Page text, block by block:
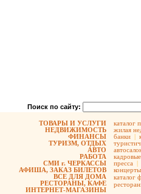
Поиск по сайту:
ТОВАРЫ И УСЛУГИ
НЕДВИЖИМОСТЬ
ФИНАНСЫ
ТУРИЗМ, ОТДЫХ
АВТО
РАБОТА
СМИ г. ЧЕРКАССЫ
АФИША, ЗАКАЗ БИЛЕТОВ
ВСЕ ДЛЯ ДОМА
РЕСТОРАНЫ, КАФЕ
ИНТЕРНЕТ-МАГАЗИНЫ
каталог
жилая
банки |
пресса |
концерты
каталог